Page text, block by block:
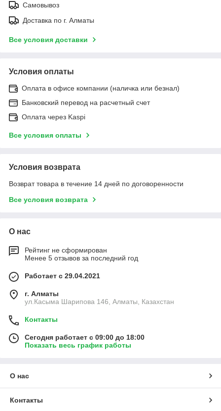
Самовывоз
Доставка по г. Алматы
Все условия доставки
Условия оплаты
Оплата в офисе компании (наличка или безнал)
Банковский перевод на расчетный счет
Оплата через Kaspi
Все условия оплаты
Условия возврата
Возврат товара в течение 14 дней по договоренности
Все условия возврата
О нас
Рейтинг не сформирован
Менее 5 отзывов за последний год
Работает с 29.04.2021
г. Алматы
ул.Касыма Шарипова 146, Алматы, Казахстан
Контакты
Сегодня работает с 09:00 до 18:00
Показать весь график работы
О нас
Контакты